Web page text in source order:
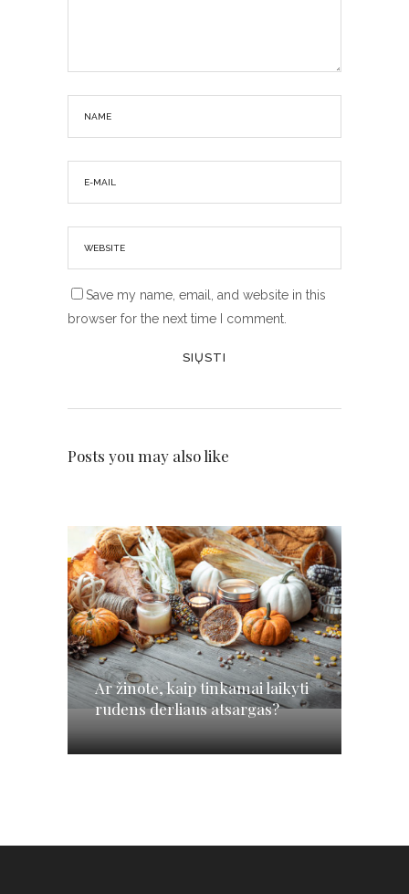
Save my name, email, and website in this
browser for the next time I comment.
Posts you may also like
Ar žinote, kaip tinkamai laikyti
rudens derliaus atsargas?